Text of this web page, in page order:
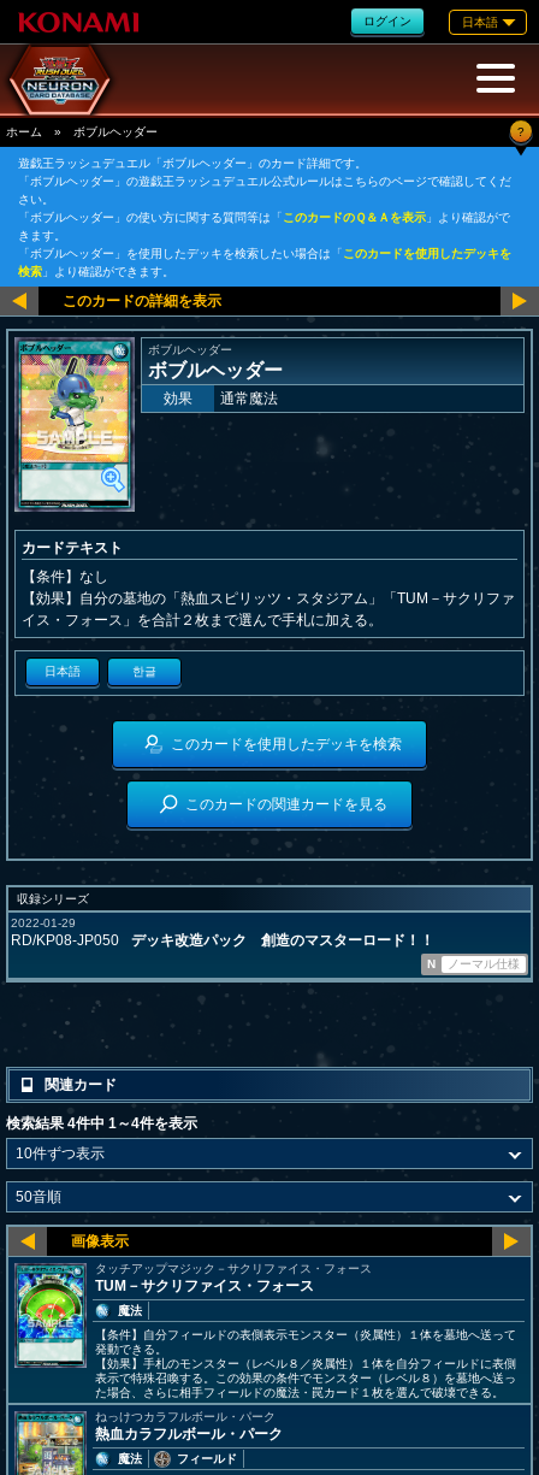
ログイン 日本語
ホーム » ボブルヘッダー ?
遊戯王ラッシュデュエル「ボブルヘッダー」のカード詳細です。
「ボブルヘッダー」の遊戯王ラッシュデュエル公式ルールはこちらのページで確認してくだ
さい。
「ボブルヘッダー」の使い方に関する質問等は「このカードのＱ＆Ａを表示 」より確認がで
きます。
「ボブルヘッダー」を使用したデッキを検索したい場合は「このカードを使用したデッキを
検索 」より確認ができます。
ボブルヘッダー
ボブルヘッダー
効果 通常魔法
カードテキスト
【条件】なし
【効果】自分の墓地の「熱血スピリッツ・スタジアム」「TUM－サクリファ
イス・フォース」を合計２枚まで選んで手札に加える。
日本語 한글
このカードを使用したデッキを検索
このカードの関連カードを見る
収録シリーズ
2022-01-29
RD/KP08-JP050 デッキ改造パック 創造のマスターロード！！
N ノーマル仕様
関連カード
検索結果 4件中 1～4件を表示
タッチアップマジック－サクリファイス・フォース
TUM－サクリファイス・フォース
魔法
【条件】自分フィールドの表側表示モンスター（炎属性）１体を墓地へ送って
発動できる。
【効果】手札のモンスター（レベル８／炎属性）１体を自分フィールドに表側
表示で特殊召喚する。この効果の条件でモンスター（レベル８）を墓地へ送っ
た場合、さらに相手フィールドの魔法・罠カード１枚を選んで破壊できる。
ねっけつカラフルボール・パーク
熱血カラフルボール・パーク
魔法
フィールド